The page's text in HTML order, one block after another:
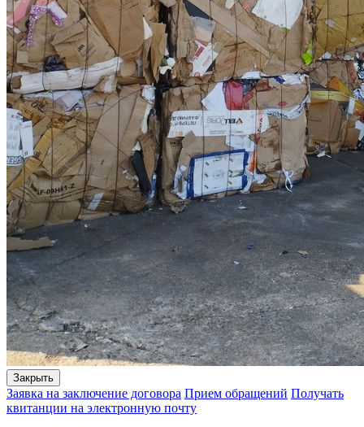
Закрыть
Заявка на заключение договора Прием обращений Получать
квитанции на электронную почту